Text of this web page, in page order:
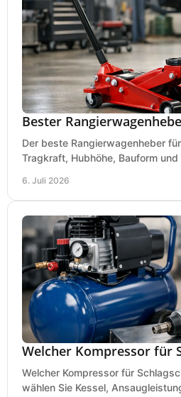
Bester
Der beste Rangierwagenheber
Tragkraft, Hubhöhe, Bauform
6. Juli 2026
Welcher Kompressor für
Welcher Kompressor für
wählen Sie Kessel,